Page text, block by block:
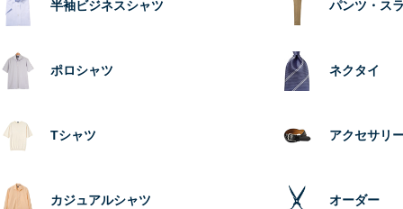
半袖ビジネスシャツ
ポロシャツ
Tシャツ
カジュアルシャツ
パンツ・ス
ネクタイ
アクセサリ
オーダー